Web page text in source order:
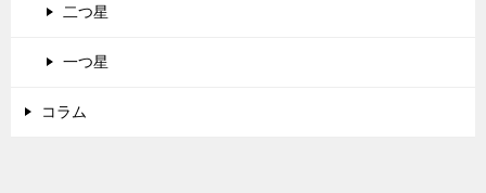
二つ星
一つ星
コラム